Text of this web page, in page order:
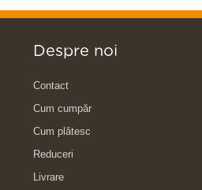
Despre noi
Contact
Cum cumpăr
Cum plătesc
Reduceri
Livrare